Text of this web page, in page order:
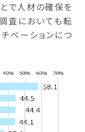
で人材の確保を
査においても転
ベーションにつ